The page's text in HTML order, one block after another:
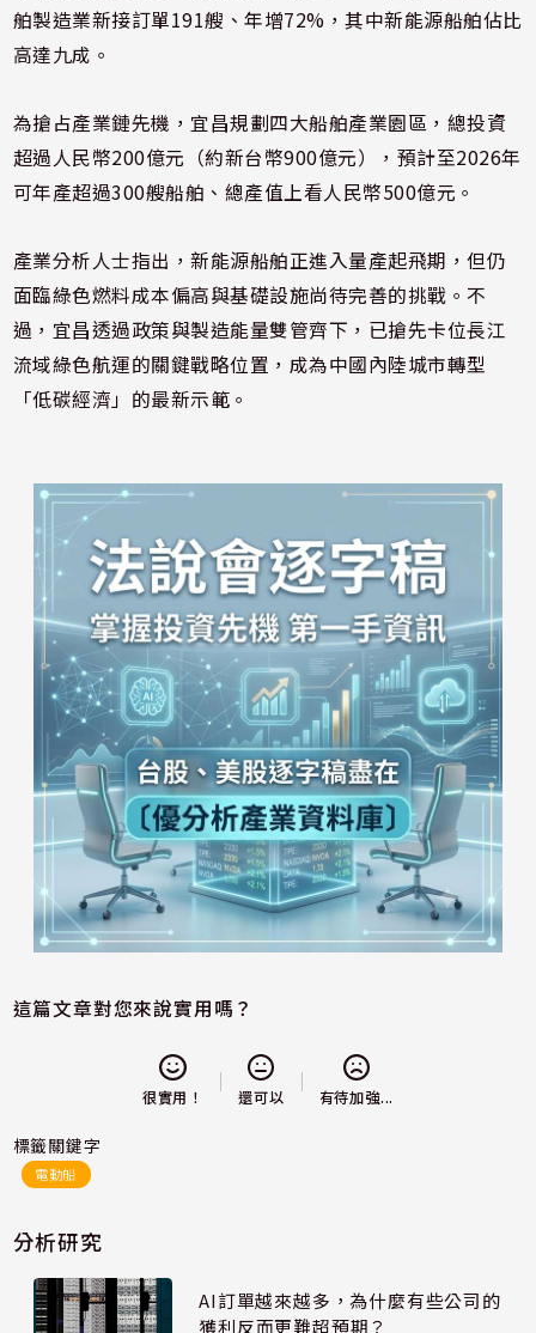
舶製造業新接訂單191艘、年增72%，其中新能源船舶佔比
高達九成。
為搶占產業鏈先機，宜昌規劃四大船舶產業園區，總投資
超過人民幣200億元（約新台幣900億元），預計至2026年
可年產超過300艘船舶、總產值上看人民幣500億元。
產業分析人士指出，新能源船舶正進入量產起飛期，但仍
面臨綠色燃料成本偏高與基礎設施尚待完善的挑戰。不
過，宜昌透過政策與製造能量雙管齊下，已搶先卡位長江
流域綠色航運的關鍵戰略位置，成為中國內陸城市轉型
「低碳經濟」的最新示範。
這篇文章對您來說實用嗎？
很實用！ 還可以 有待加強...
標籤關鍵字
電動船
分析研究
AI訂單越來越多，為什麼有些公司的
獲利反而更難超預期？